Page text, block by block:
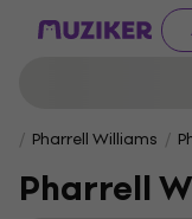
Pharrell Williams
Pharrell